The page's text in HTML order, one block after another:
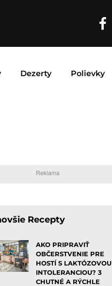
Dezerty Polievky
Reklama
Recepty
AKO PRIPRAVIŤ
OBČERSTVENIE PRE
HOSTÍ S LAKTÓZOVOU
INTOLERANCIOU? 3
CHUTNÉ A RÝCHLE